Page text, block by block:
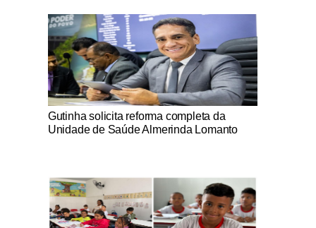
Notícias Católicas
Gutinha solicita reforma completa da
Unidade de Saúde Almerinda Lomanto